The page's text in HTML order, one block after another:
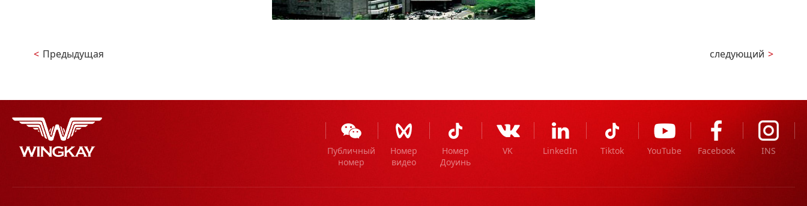
< Предыдущая следующий >
Публичный
номер
Номер
видео
Номер
Доуинь
VK LinkedIn Tiktok YouTube Facebook INS